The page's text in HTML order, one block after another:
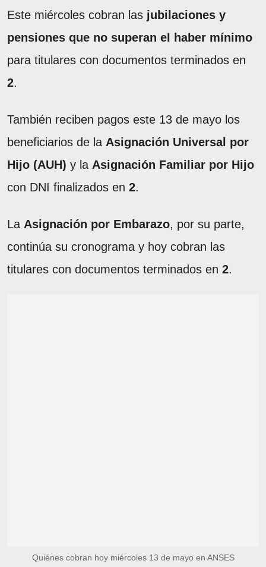
Este miércoles cobran las jubilaciones y
pensiones que no superan el haber mínimo
para titulares con documentos terminados en
2.
También reciben pagos este 13 de mayo los
beneficiarios de la Asignación Universal por
Hijo (AUH) y la Asignación Familiar por Hijo
con DNI finalizados en 2.
La Asignación por Embarazo, por su parte,
continúa su cronograma y hoy cobran las
titulares con documentos terminados en 2.
Quiénes cobran hoy miércoles 13 de mayo en ANSES